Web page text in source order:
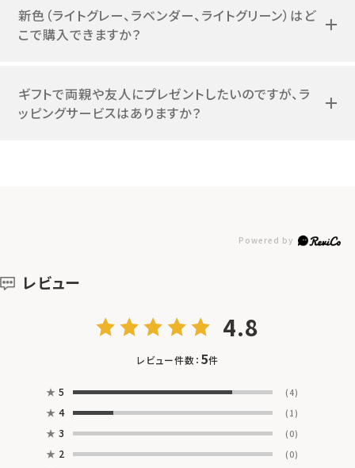
新色（ライトグレー、ラベンダー、ライトグリーン）はど
こで購入できますか？
ギフトで両親や友人にプレゼントしたいのですが、ラ
ッピングサービスはありますか？
レビュー
4.8
レビュー件数： 5件
★ 5 (4)
★ 4 (1)
★ 3 (0)
★ 2 (0)